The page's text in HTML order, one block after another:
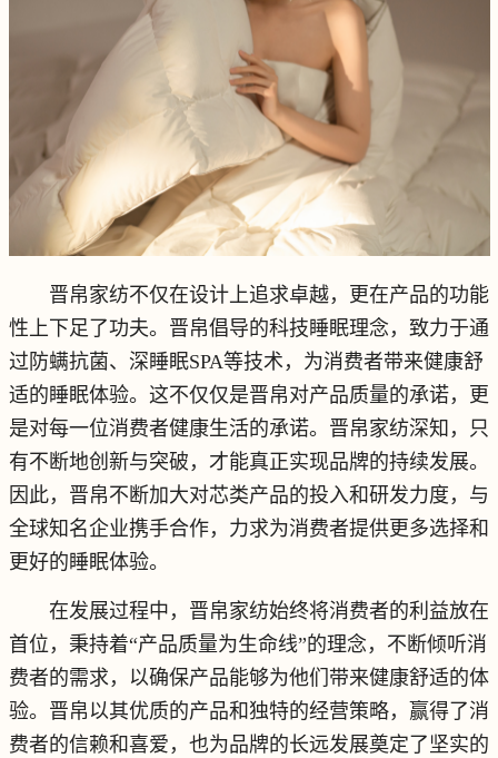
晋帛家纺不仅在设计上追求卓越，更在产品的功能
性上下足了功夫。晋帛倡导的科技睡眠理念，致力于通
过防螨抗菌、深睡眠SPA等技术，为消费者带来健康舒
适的睡眠体验。这不仅仅是晋帛对产品质量的承诺，更
是对每一位消费者健康生活的承诺。晋帛家纺深知，只
有不断地创新与突破，才能真正实现品牌的持续发展。
因此，晋帛不断加大对芯类产品的投入和研发力度，与
全球知名企业携手合作，力求为消费者提供更多选择和
更好的睡眠体验。
在发展过程中，晋帛家纺始终将消费者的利益放在
首位，秉持着“产品质量为生命线”的理念，不断倾听消
费者的需求，以确保产品能够为他们带来健康舒适的体
验。晋帛以其优质的产品和独特的经营策略，赢得了消
费者的信赖和喜爱，也为品牌的长远发展奠定了坚实的